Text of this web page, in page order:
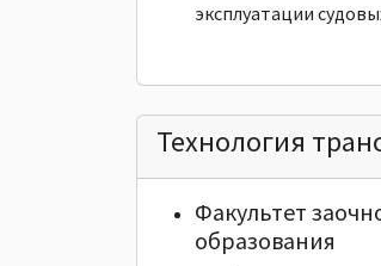
эксплуатации
Технология
Факультет
образования